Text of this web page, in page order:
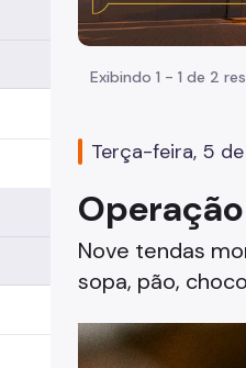
Exibindo 1 - 1 de 2
Terça-feira, 5
Nove tendas
sopa, pão,